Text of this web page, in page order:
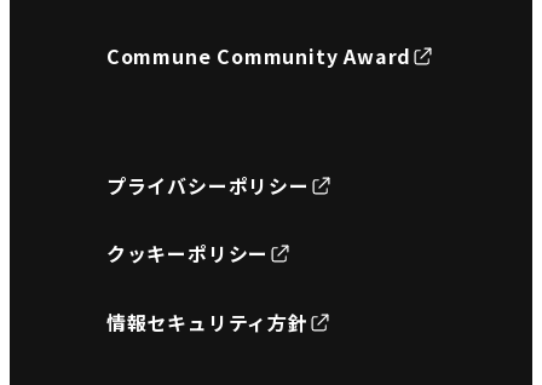
Commune Community Award
プライバシーポリシー
クッキーポリシー
情報セキュリティ方針